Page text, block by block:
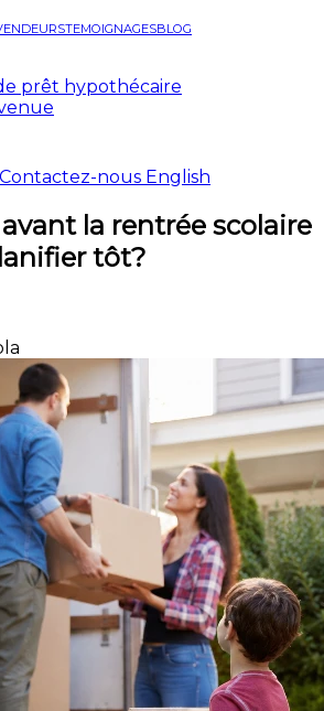
TEMOIGNAGESBLOG
prêt hypothécaire
Contactez-nous English
la rentrée scolaire
tôt?